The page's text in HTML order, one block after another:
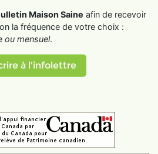
Maison Saine afin de recevoir
la fréquence de votre choix :
ou mensuel.
à l'infolettre